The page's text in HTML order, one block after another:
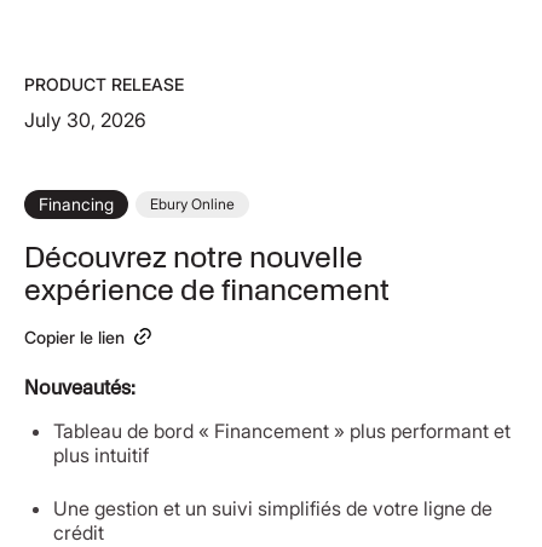
PRODUCT RELEASE
July 30, 2026
Financing Ebury Online
Découvrez notre nouvelle
expérience de financement
Copier le lien
Nouveautés:
Tableau de bord « Financement » plus performant et
plus intuitif
Une gestion et un suivi simplifiés de votre ligne de
crédit